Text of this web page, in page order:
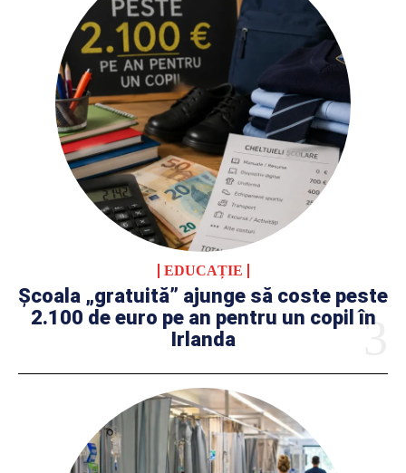
EDUCAȚIE
Școala „gratuită” ajunge să coste peste
2.100 de euro pe an pentru un copil în
Irlanda